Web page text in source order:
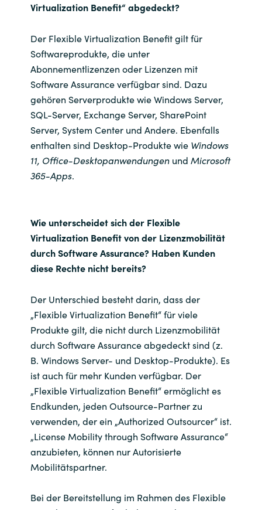
Norway
Oman
Philippines
Poland
Portugal
Qatar
Serbia
Slovenia
Sweden
Switzerland
Ukraine
United Kingdom
Virtualization Benefit“ abgedeckt?
Der Flexible Virtualization Benefit gilt für
Softwareprodukte, die unter
Abonnementlizenzen oder Lizenzen mit
Software Assurance verfügbar sind. Dazu
gehören Serverprodukte wie Windows Server,
SQL-Server, Exchange Server, SharePoint
Server, System Center und Andere. Ebenfalls
enthalten sind Desktop-Produkte wie Windows
11, Office-Desktopanwendungenund Microsoft
365-Apps.
Wie unterscheidet sich der Flexible
Virtualization Benefit von der Lizenzmobilität
durch Software Assurance? Haben Kunden
diese Rechte nicht bereits?
Der Unterschied besteht darin, dass der
„Flexible Virtualization Benefit“ für viele
Produkte gilt, die nicht durch Lizenzmobilität
durch Software Assurance abgedeckt sind (z.
B. Windows Server- und Desktop-Produkte). Es
ist auch für mehr Kunden verfügbar. Der
„Flexible Virtualization Benefit“ ermöglicht es
Endkunden, jeden Outsource-Partner zu
verwenden, der ein „Authorized Outsourcer“ ist.
„License Mobility through Software Assurance“
anzubieten, können nur Autorisierte
Mobilitätspartner.
Bei der Bereitstellung im Rahmen des Flexible